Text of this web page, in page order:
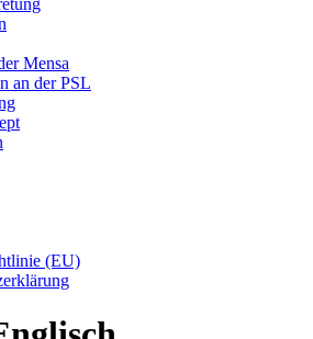
Mensa
an der PSL
(EU)